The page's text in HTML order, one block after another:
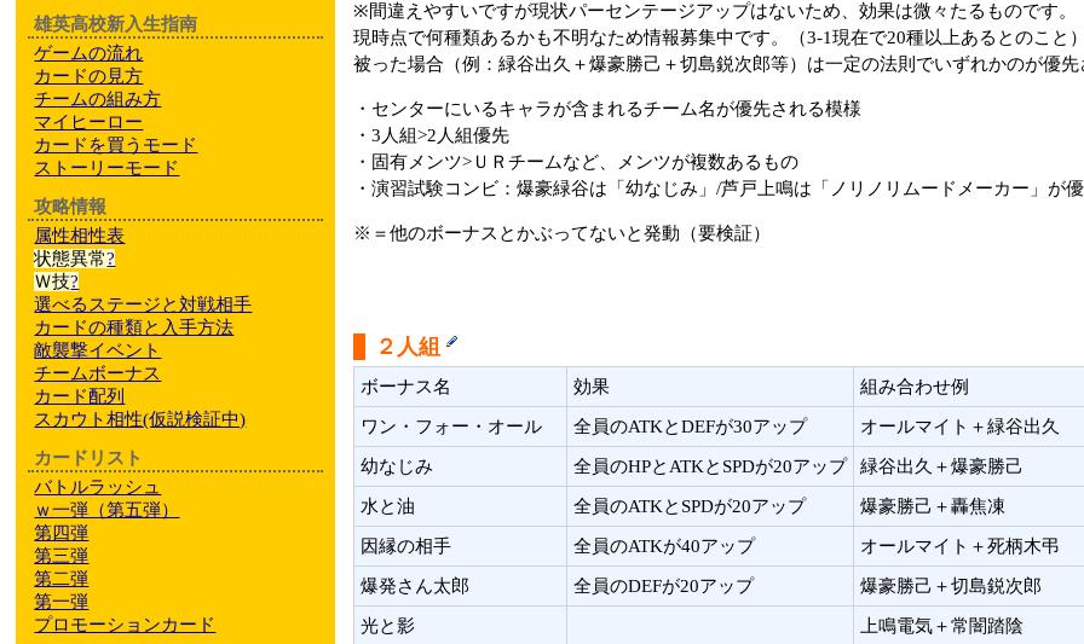
※間違えやすいですが現状パーセンテージアップはないため、効果は微々たるものです。
現時点で何種類あるかも不明なため情報募集中です。（3-1現在で20種以上あるとのこと
被った場合（例：緑谷出久＋爆豪勝己＋切島鋭次郎等）は一定の法則でいずれかのが優
・センターにいるキャラが含まれるチーム名が優先される模様
・3人組>2人組優先
・固有メンツ>ＵＲチームなど、メンツが複数あるもの
・演習試験コンビ：爆豪緑谷は「幼なじみ」/芦戸上鳴は「ノリノリムードメーカー」が
※＝他のボーナスとかぶってないと発動（要検証）
２人組
ボーナス名 効果 組み合わせ例
ワン・フォー・オール 全員のATKとDEFが30アップ オールマイト＋緑谷出久
幼なじみ 全員のHPとATKとSPDが20アップ 緑谷出久＋爆豪勝己
水と油 全員のATKとSPDが20アップ 爆豪勝己＋轟焦凍
因縁の相手 全員のATKが40アップ オールマイト＋死柄木弔
爆発さん太郎 全員のDEFが20アップ 爆豪勝己＋切島鋭次郎
光と影 上鳴電気＋常闇踏陰
雄英高校新入生指南
ゲームの流れ
カードの見方
チームの組み方
マイヒーロー
カードを買うモード
ストーリーモード
攻略情報
属性相性表
状態異常?
Ｗ技?
選べるステージと対戦相手
カードの種類と入手方法
敵襲撃イベント
チームボーナス
カード配列
スカウト相性(仮説検証中)
カードリスト
バトルラッシュ
ｗ一弾（第五弾）
第四弾
第三弾
第二弾
第一弾
プロモーションカード